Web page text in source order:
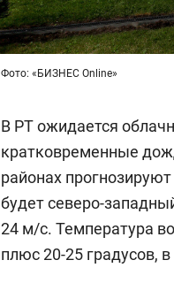
Фото: «БИЗНЕС Online»
В РТ ожидается
кратковременные
районах
будет северо-
24 м/с. Температура
плюс 20-25 градусов,